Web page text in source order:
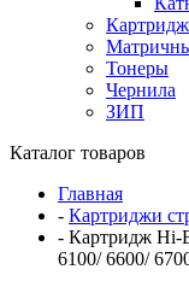
Тонеры
Чернила
ЗИП
Каталог товаров
Главная
- Картриджи
- Картридж Hi-
6100/ 6600/